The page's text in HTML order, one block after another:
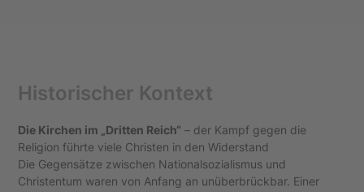
Historischer Kontext
Die Kirchen im „Dritten Reich“ – der Kampf gegen die
Religion führte viele Christen in den Widerstand
Die Gegensätze zwischen Nationalsozialismus und
Christentum waren von Anfang an unüberbrückbar. Einer